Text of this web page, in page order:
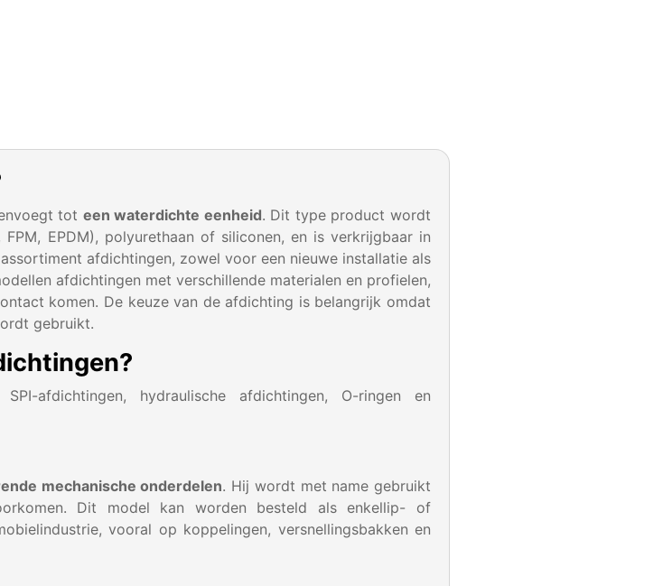
tot een waterdichte eenheid. Dit type product wordt
EPDM), polyurethaan of siliconen, en is verkrijgbaar in
afdichtingen, zowel voor een nieuwe installatie als
afdichtingen met verschillende materialen en profielen,
komen. De keuze van de afdichting is belangrijk omdat
gebruikt.
afdichtingen, hydraulische afdichtingen, O-ringen en
mechanische onderdelen. Hij wordt met name gebruikt
Dit model kan worden besteld als enkellip- of
vooral op koppelingen, versnellingsbakken en